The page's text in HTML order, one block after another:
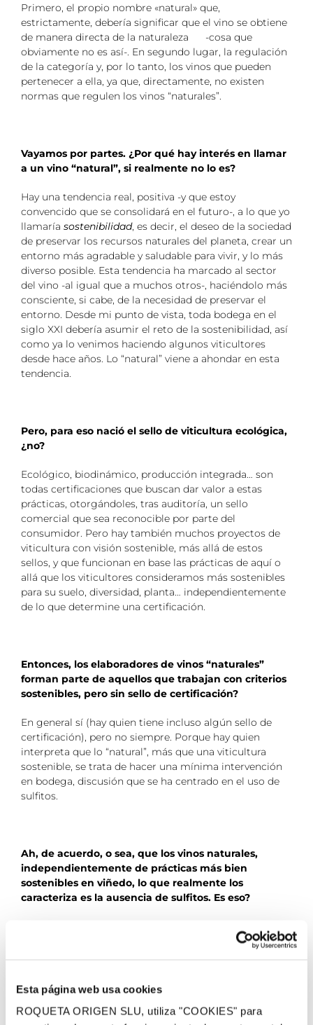
Esta página web usa cookies
ROQUETA ORIGEN SLU, utiliza "COOKIES" para
Primero, el propio nombre «natural» que,
estrictamente, debería significar que el vino se obtiene
de manera directa de la naturaleza -cosa que
obviamente no es así-. En segundo lugar, la regulación
de la categoría y, por lo tanto, los vinos que pueden
pertenecer a ella, ya que, directamente, no existen
normas que regulen los vinos “naturales”.
Vayamos por partes. ¿Por qué hay interés en llamar
a un vino “natural”, si realmente no lo es?
Hay una tendencia real, positiva -y que estoy
convencido que se consolidará en el futuro-, a lo que yo
llamaría sostenibilidad, es decir, el deseo de la sociedad
de preservar los recursos naturales del planeta, crear un
entorno más agradable y saludable para vivir, y lo más
diverso posible. Esta tendencia ha marcado al sector
del vino -al igual que a muchos otros-, haciéndolo más
consciente, si cabe, de la necesidad de preservar el
entorno. Desde mi punto de vista, toda bodega en el
siglo XXI debería asumir el reto de la sostenibilidad, así
como ya lo venimos haciendo algunos viticultores
desde hace años. Lo “natural” viene a ahondar en esta
tendencia.
Pero, para eso nació el sello de viticultura ecológica,
¿no?
Ecológico, biodinámico, producción integrada… son
todas certificaciones que buscan dar valor a estas
prácticas, otorgándoles, tras auditoría, un sello
comercial que sea reconocible por parte del
consumidor. Pero hay también muchos proyectos de
viticultura con visión sostenible, más allá de estos
sellos, y que funcionan en base las prácticas de aquí o
allá que los viticultores consideramos más sostenibles
para su suelo, diversidad, planta… independientemente
de lo que determine una certificación.
Entonces, los elaboradores de vinos “naturales”
forman parte de aquellos que trabajan con criterios
sostenibles, pero sin sello de certificación?
En general sí (hay quien tiene incluso algún sello de
certificación), pero no siempre. Porque hay quien
interpreta que lo “natural”, más que una viticultura
sostenible, se trata de hacer una mínima intervención
en bodega, discusión que se ha centrado en el uso de
sulfitos.
Ah, de acuerdo, o sea, que los vinos naturales,
independientemente de prácticas más bien
sostenibles en viñedo, lo que realmente los
caracteriza es la ausencia de sulfitos. Es eso?
controvertidos, una vez más, tanto por el concepto,
natural durante la fermentación. Lo que sí es una
elección del elaborador ajustar su cantidad durante la
elaboración y ahí uno se encuentra con elaboradores